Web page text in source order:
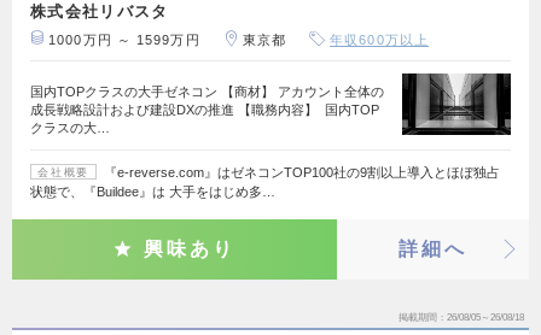
株式会社リバスタ
1000万円 ～ 1599万円 東京都 年収600万以上
国内TOPクラスの大手ゼネコン 【商材】 アカウント全体の
成長戦略設計および建設DXの推進 【職務内容】 国内TOP
クラスの大…
会社概要
『e-reverse.com』はゼネコンTOP100社の9割以上導入とほぼ独占
状態で、『Buildee』は 大手をはじめ多…
興味あり 詳細へ
掲載期間 26/08/05～26/08/18